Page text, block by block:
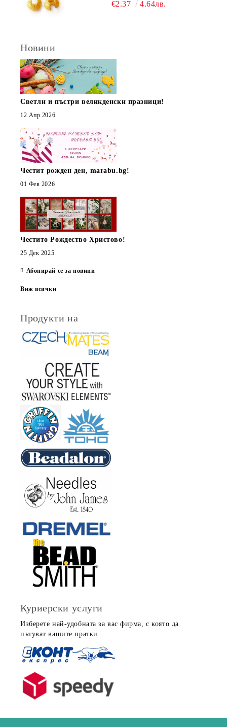
€2.37 4.64лв.
Новини
Светли и пъстри великденски празници!
12 Апр 2026
Честит рожден ден, marabu.bg!
01 Фев 2026
Честито Рождество Христово!
25 Дек 2025
Абонирай се за новини
Виж всички
Продукти на
Куриерски услуги
Изберете най-удобната за вас фирма, с която да
пътуват вашите пратки.